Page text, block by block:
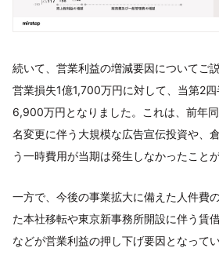
続いて、営業利益の増減要因についてご
営業損失1億1,700万円に対して、当第2
6,900万円となりました。これは、前年
名変更に伴う大規模な広告宣伝投資や、
う一時費用が当期は発生しなかったこと
一方で、今後の事業拡大に備えた人件費
た本社移転や東京新事務所開設に伴う賃
などが営業利益の押し下げ要因となってい